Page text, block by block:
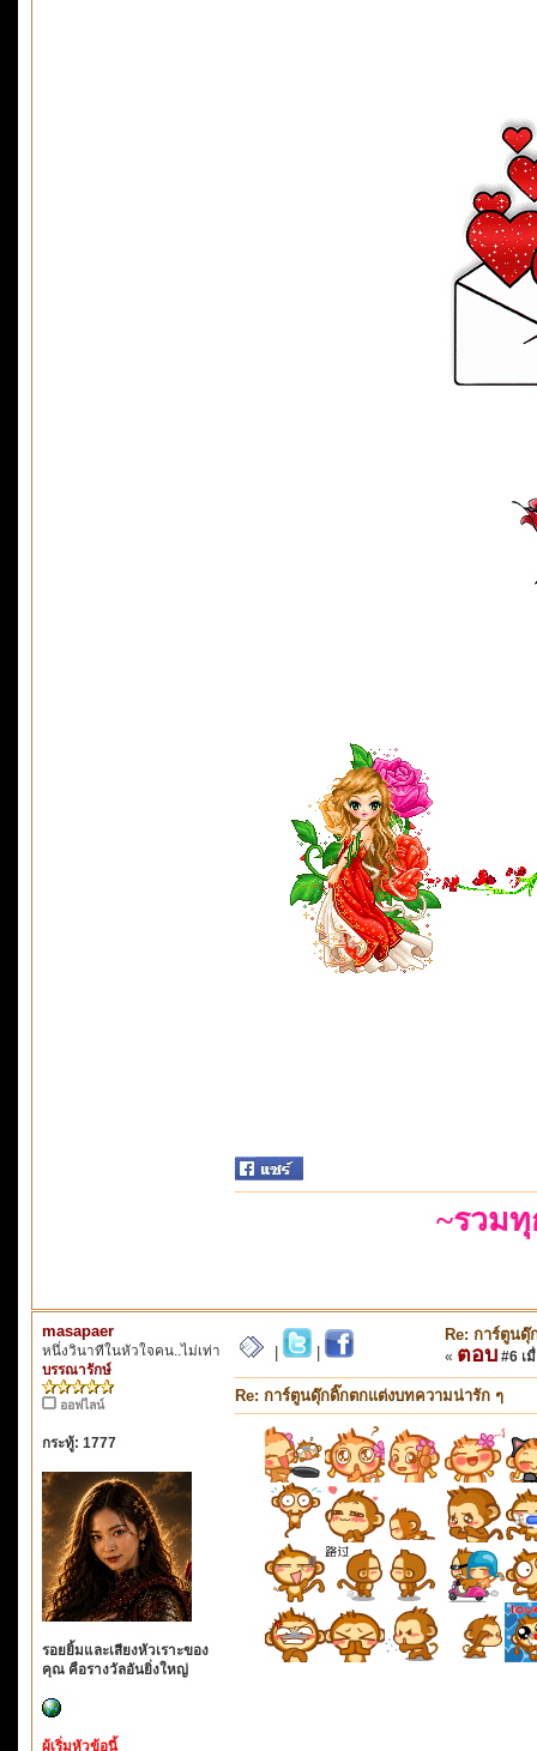
~รวม
masapaer
หนึ่งวินาทีในหัวใจคน..ไม่เท่า
บรรณารักษ์
ออฟไลน์
กระทู้: 1777
รอยยิ้มและเสียงหัวเราะของ
คุณ คือรางวัลอันยิ่งใหญ่
ผู้เริ่มหัวข้อนี้
Re: การ์ตูน
« ตอบ #6 เ
Re: การ์ตูนดุ๊กดิ๊กตกแต่งบทความน่ารัก ๆ